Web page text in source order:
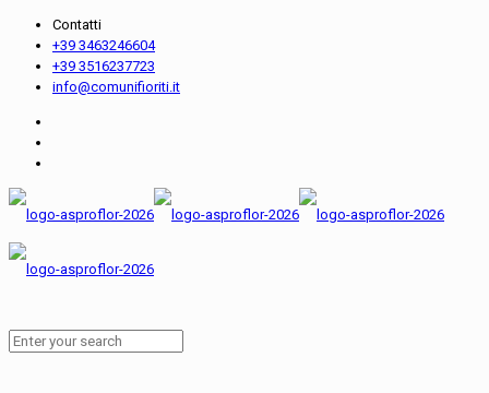
Contatti
+39 3463246604
+39 3516237723
info@comunifioriti.it